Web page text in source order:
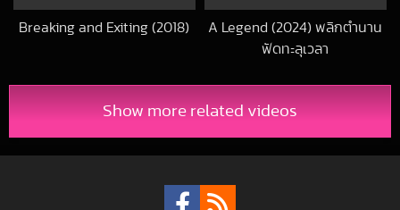
Breaking and Exiting (2018)
A Legend (2024) พลิกตำนาน
ฟัดทะลุเวลา
Show more related videos